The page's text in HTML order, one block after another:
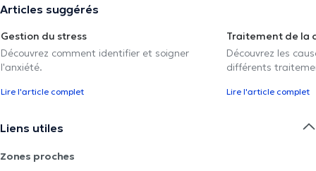
Articles suggérés
Gestion du stress
Découvrez comment identifier et soigner
l'anxiété.
Lire l'article complet
Traitement de la
Découvrez les
différents
Lire l'article complet
Liens utiles
Zones proches